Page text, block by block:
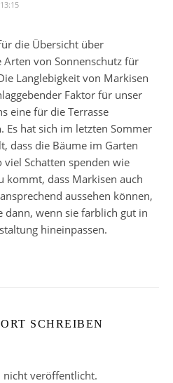
die Übersicht über
Arten von Sonnenschutz für
Langlebigkeit von Markisen
Faktor für unser
eine für die Terrasse
Es hat sich im letzten Sommer
dass die Bäume im Garten
viel Schatten spenden wie
kommt, dass Markisen auch
aussehen können,
dann, wenn sie farblich gut in
hineinpassen.
SCHREIBEN
nicht veröffentlicht.